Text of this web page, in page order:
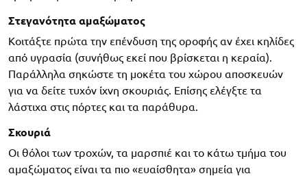
Στεγανότητα αμαξώματος
Κοιτάξτε πρώτα την επένδυση της οροφής αν έχει κηλίδες
από υγρασία (συνήθως εκεί που βρίσκεται η κεραία).
Παράλληλα σηκώστε τη μοκέτα του χώρου αποσκευών
για να δείτε τυχόν ίχνη σκουριάς. Επίσης ελέγξτε τα
λάστιχα στις πόρτες και τα παράθυρα.
Σκουριά
Οι θόλοι των τροχών, τα μαρσπιέ και το κάτω τμήμα του
αμαξώματος είναι τα πιο «ευαίσθητα» σημεία για